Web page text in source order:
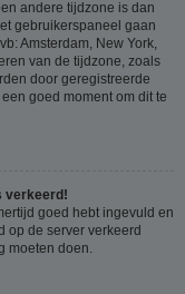
andere tijdzone is dan
gebruikerspaneel gaan
Amsterdam, New York,
van de tijdzone, zoals
door geregistreerde
goed moment om dit te
verkeerd!
goed hebt ingevuld en
op de server verkeerd
moeten doen.